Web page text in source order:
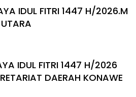
IDUL FITRI 1447 H/2026.M
IDUL FITRI 1447 H/2026
DAERAH KONAWE